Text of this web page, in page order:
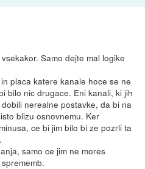
Samo dejte mal logike
placa katere kanale hoce se ne
bilo nic drugace. Eni kanali, ki jih
nerealne postavke, da bi na
blizu osnovnemu. Ker
ce bi jim bilo bi ze pozrli ta
samo ce jim ne mores